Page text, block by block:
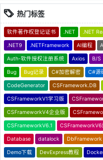
热门标签
软件著作权登记证书 .NET .NET
.NET9 .NETFramework AI编程
Auth-软件授权注册系统 Axios B/S
Bug Bug记录 C#加密解密 C#源
CodeGenerator CSFramework.DB
CSFrameworkV1学习版
CSFrameworkV4企业版
CSFrameworkV6.1 CSFrameworkV6
Database datalock DbFramework
Demo下载 DevExpress教程